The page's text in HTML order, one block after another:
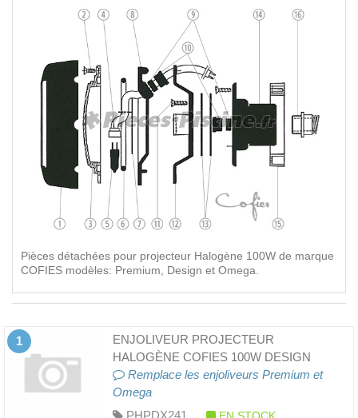
Pièces détachées pour projecteur Halogène 100W de marque
COFIES modèles: Premium, Design et Omega.
1
ENJOLIVEUR PROJECTEUR
HALOGÈNE COFIES 100W DESIGN
Remplace les enjoliveurs Premium et
Omega